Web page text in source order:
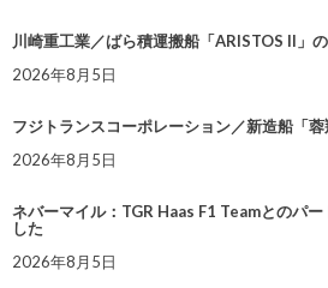
川崎重工業／ばら積運搬船「ARISTOS II」
2026年8月5日
フジトランスコーポレーション／新造船「
2026年8月5日
ネバーマイル：TGR Haas F1 Teamとのパ
した
2026年8月5日